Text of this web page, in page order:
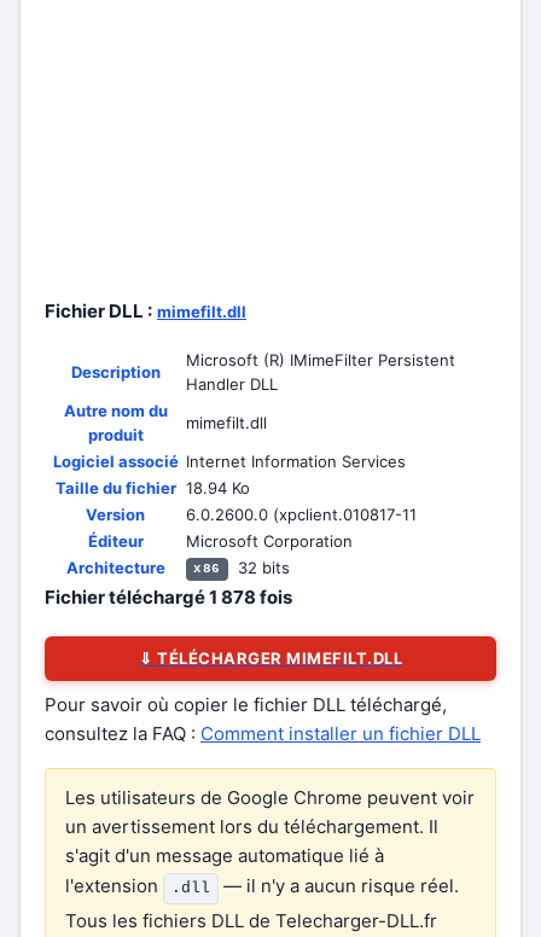
Fichier DLL : mimefilt.dll
Description
Microsoft (R) IMimeFilter Persistent
Handler DLL
Autre nom du
produit
mimefilt.dll
Logiciel associé Internet Information Services
Taille du fichier 18.94 Ko
Version
6.0.2600.0 (xpclient.010817-11
Éditeur
Microsoft Corporation
Architecture
x86 32 bits
Fichier téléchargé1 878 fois
⇓ TÉLÉCHARGER MIMEFILT.DLL
Pour savoir où copier le fichier DLL téléchargé,
consultez la FAQ : Comment installer un fichier DLL
Les utilisateurs de Google Chrome peuvent voir
un avertissement lors du téléchargement. Il
s'agit d'un message automatique lié à
l'extension
.dll
— il n'y a aucun risque réel.
Tous les fichiers DLL de Telecharger-DLL.fr